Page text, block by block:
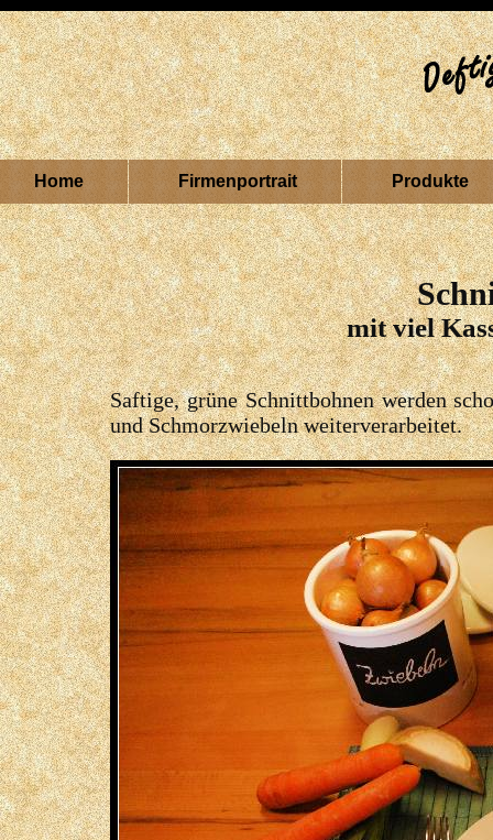
Home Firmenportrait Produkte
mit viel
Saftige, grüne Schnittbohnen werden
und Schmorzwiebeln weiterverarbeitet.